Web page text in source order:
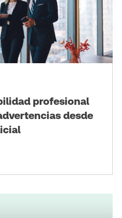
profesional
desde